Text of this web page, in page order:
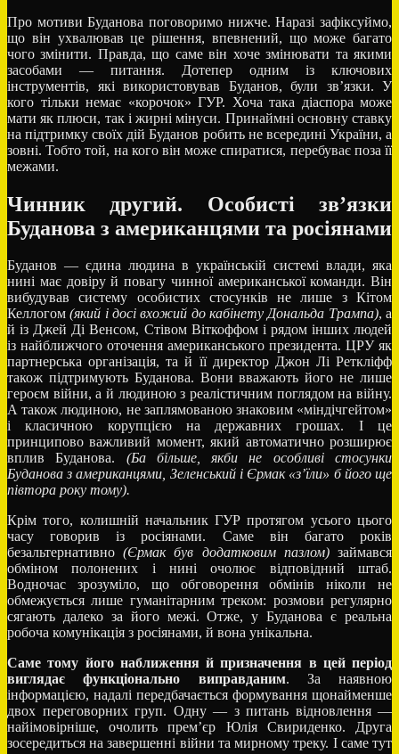
Про мотиви Буданова поговоримо нижче. Наразі зафіксуймо,
що він ухвалював це рішення, впевнений, що може багато
чого змінити. Правда, що саме він хоче змінювати та якими
засобами — питання. Дотепер одним із ключових
інструментів, які використовував Буданов, були зв’язки. У
кого тільки немає «корочок» ГУР. Хоча така діаспора може
мати як плюси, так і жирні мінуси. Принаймні основну ставку
на підтримку своїх дій Буданов робить не всередині України, а
зовні. Тобто той, на кого він може спиратися, перебуває поза її
межами.
Чинник другий.
Особисті зв’язки
Буданова з американцями та росіянами
Буданов — єдина людина в українській системі влади, яка
нині має довіру й повагу чинної американської команди. Він
вибудував систему особистих стосунків не лише з Кітом
Келлогом(який і досі вхожий до кабінету Дональда Трампа), а
й із Джей Ді Венсом, Стівом Віткоффом і рядом інших людей
із найближчого оточення американського президента. ЦРУ як
партнерська організація, та й її директор Джон Лі Реткліфф
також підтримують Буданова. Вони вважають його не лише
героєм війни, а й людиною з реалістичним поглядом на війну.
А також людиною, не заплямованою знаковим «міндічгейтом»
і класичною корупцією на державних грошах. І це
принципово важливий момент, який автоматично розширює
вплив Буданова. (Ба більше, якби не особливі стосунки
Буданова з американцями, Зеленський і Єрмак «з’їли» б його ще
півтора року тому).
Крім того, колишній начальник ГУР протягом усього цього
часу говорив із росіянами. Саме він багато років
безальтернативно(Єрмак був додатковим пазлом)займався
обміном полонених і нині очолює відповідний штаб.
Водночас зрозуміло, що обговорення обмінів ніколи не
обмежується лише гуманітарним треком: розмови регулярно
сягають далеко за його межі. Отже, у Буданова є реальна
робоча комунікація з росіянами, й вона унікальна.
Саме тому його наближення й призначення в цей період
виглядає функціонально виправданим. За наявною
інформацією, надалі передбачається формування щонайменше
двох переговорних груп. Одну — з питань відновлення —
найімовірніше, очолить прем’єр Юлія Свириденко. Друга
зосередиться на завершенні війни та мирному треку. І саме тут